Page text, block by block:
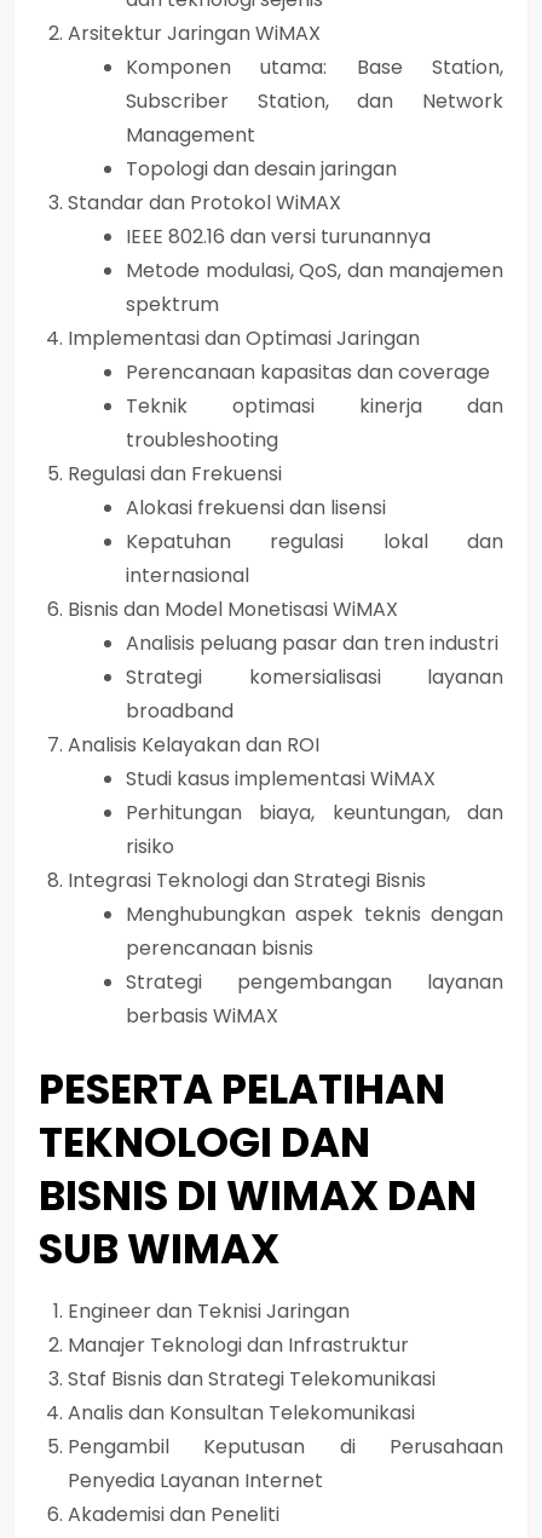
Arsitektur Jaringan WiMAX
Komponen utama: Base Station,
Subscriber Station, dan Network
Management
Topologi dan desain jaringan
Standar dan Protokol WiMAX
IEEE 802.16 dan versi turunannya
Metode modulasi, QoS, dan manajemen
spektrum
Implementasi dan Optimasi Jaringan
Perencanaan kapasitas dan coverage
Teknik optimasi kinerja dan
troubleshooting
Regulasi dan Frekuensi
Alokasi frekuensi dan lisensi
Kepatuhan regulasi lokal dan
internasional
Bisnis dan Model Monetisasi WiMAX
Analisis peluang pasar dan tren industri
Strategi komersialisasi layanan
broadband
Analisis Kelayakan dan ROI
Studi kasus implementasi WiMAX
Perhitungan biaya, keuntungan, dan
risiko
Integrasi Teknologi dan Strategi Bisnis
Menghubungkan aspek teknis dengan
perencanaan bisnis
Strategi pengembangan layanan
berbasis WiMAX
PESERTA PELATIHAN
TEKNOLOGI DAN
BISNIS DI WIMAX DAN
SUB WIMAX
Engineer dan Teknisi Jaringan
Manajer Teknologi dan Infrastruktur
Staf Bisnis dan Strategi Telekomunikasi
Analis dan Konsultan Telekomunikasi
Pengambil Keputusan di Perusahaan
Penyedia Layanan Internet
Akademisi dan Peneliti